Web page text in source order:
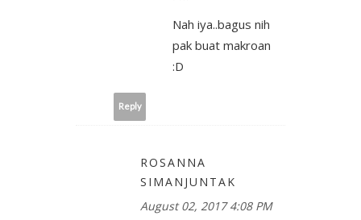
Nah iya..bagus nih
pak buat makroan
:D
Reply
ROSANNA
SIMANJUNTAK
August 02, 2017 4:08 PM